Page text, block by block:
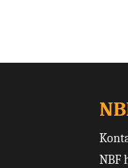
NBF